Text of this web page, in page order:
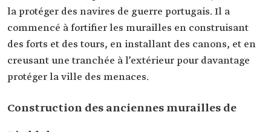
la protéger des navires de guerre portugais. Il a
commencé à fortifier les murailles en construisant
des forts et des tours, en installant des canons, et en
creusant une tranchée à l’extérieur pour davantage
protéger la ville des menaces.
Construction des anciennes murailles de